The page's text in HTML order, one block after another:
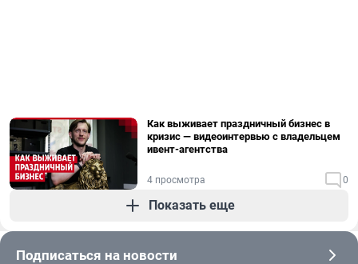
Как выживает праздничный бизнес в
кризис — видеоинтервью с владельцем
ивент-агентства
4 просмотра 0
Показать еще
Подписаться на новости